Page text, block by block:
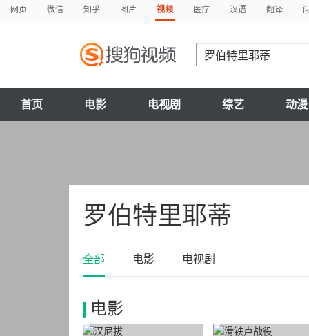
网页 微信 知乎 图片 视频 医疗 汉语 翻译
首页 电影 电视剧 综艺 动漫
罗伯特里耶蒂
全部 电影 电视剧
电影